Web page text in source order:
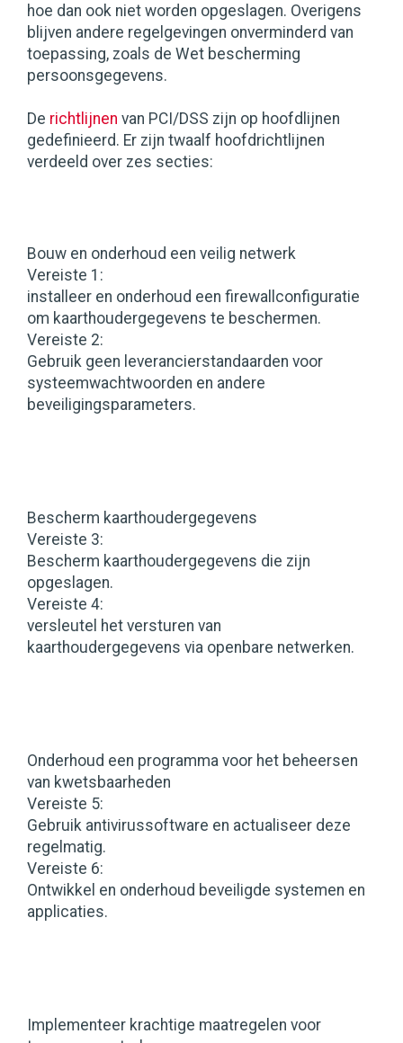
hoe dan ook niet worden opgeslagen. Overigens
blijven andere regelgevingen onverminderd van
toepassing, zoals de Wet bescherming
persoonsgegevens.
De richtlijnen van PCI/DSS zijn op hoofdlijnen
gedefinieerd. Er zijn twaalf hoofdrichtlijnen
verdeeld over zes secties:
Bouw en onderhoud een veilig netwerk
Vereiste 1:
installeer en onderhoud een firewallconfiguratie
om kaarthoudergegevens te beschermen.
Vereiste 2:
Gebruik geen leverancierstandaarden voor
systeemwachtwoorden en andere
beveiligingsparameters.
Bescherm kaarthoudergegevens
Vereiste 3:
Bescherm kaarthoudergegevens die zijn
opgeslagen.
Vereiste 4:
versleutel het versturen van
kaarthoudergegevens via openbare netwerken.
Onderhoud een programma voor het beheersen
van kwetsbaarheden
Vereiste 5:
Gebruik antivirussoftware en actualiseer deze
regelmatig.
Vereiste 6:
Ontwikkel en onderhoud beveiligde systemen en
applicaties.
Implementeer krachtige maatregelen voor